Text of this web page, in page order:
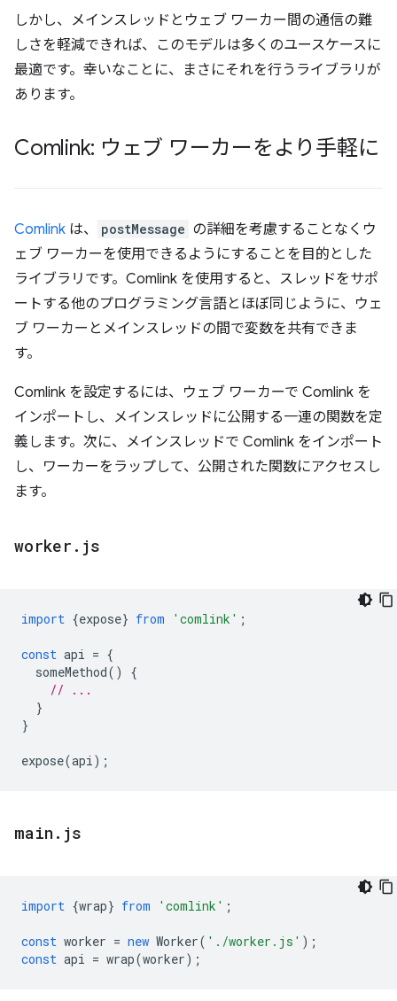
しかし、メインスレッドとウェブ ワーカー間の通信の難
しさを軽減できれば、このモデルは多くのユースケースに
最適です。幸いなことに、まさにそれを行うライブラリが
あります。
Comlink: ウェブ ワーカーをより手軽に
Comlink は、 postMessage の詳細を考慮することなくウ
ェブ ワーカーを使用できるようにすることを目的とした
ライブラリです。Comlink を使用すると、スレッドをサポ
ートする他のプログラミング言語とほぼ同じように、ウェ
ブ ワーカーとメインスレッドの間で変数を共有できま
す。
Comlink を設定するには、ウェブ ワーカーで Comlink を
インポートし、メインスレッドに公開する一連の関数を定
義します。次に、メインスレッドで Comlink をインポート
し、ワーカーをラップして、公開された関数にアクセスし
ます。
worker . js
import {expose} from 'comlink' ;
const api = {
someMethod()
{
// ...
}
}
expose(api);
main . js
import {wrap} from 'comlink' ;
const worker = new Worker( './worker.js' );
const api = wrap(worker);